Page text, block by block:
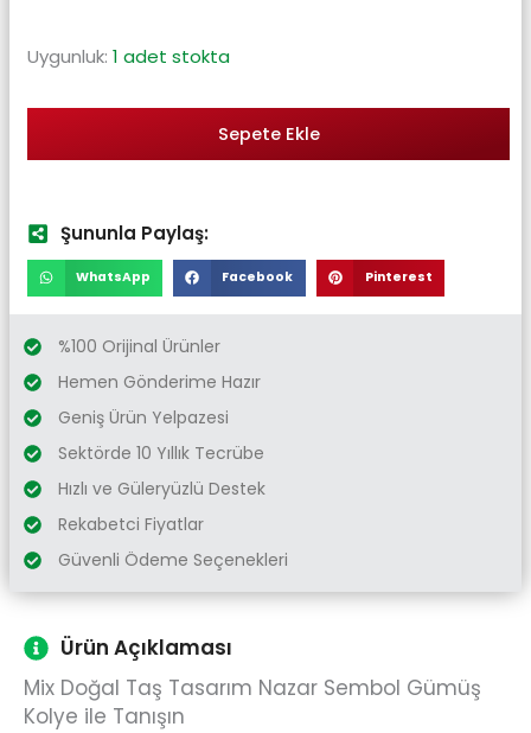
Uygunluk: 1 adet stokta
Sepete Ekle
Şununla Paylaş:
WhatsApp Facebook Pinterest
%100 Orijinal Ürünler
Hemen Gönderime Hazır
Geniş Ürün Yelpazesi
Sektörde 10 Yıllık Tecrübe
Hızlı ve Güleryüzlü Destek
Rekabetci Fiyatlar
Güvenli Ödeme Seçenekleri
Ürün Açıklaması
Mix Doğal Taş Tasarım Nazar Sembol Gümüş
Kolye ile Tanışın